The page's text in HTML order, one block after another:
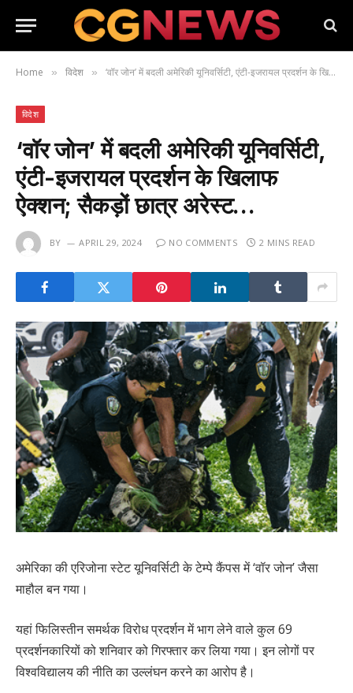
Home » विदेश » ‘वॉर जोन’ में बदली अमेरिकी यूनिवर्सिटी, एंटी-इजरायल प्रदर्शन के खिलाफ ऐक्शन; सैकड़ों छात्र अरेस्ट…
विदेश
‘वॉर जोन’ में बदली अमेरिकी यूनिवर्सिटी,
एंटी-इजरायल प्रदर्शन के खिलाफ
ऐक्शन; सैकड़ों छात्र अरेस्ट…
BY APRIL 29, 2024 NO COMMENTS 2 MINS READ
अमेरिका की एरिजोना स्टेट यूनिवर्सिटी के टेम्पे कैंपस में ‘वॉर जोन’ जैसा
माहौल बन गया।
यहां फिलिस्तीन समर्थक विरोध प्रदर्शन में भाग लेने वाले कुल 69
प्रदर्शनकारियों को शनिवार को गिरफ्तार कर लिया गया। इन लोगों पर
विश्वविद्यालय की नीति का उल्लंघन करने का आरोप है।